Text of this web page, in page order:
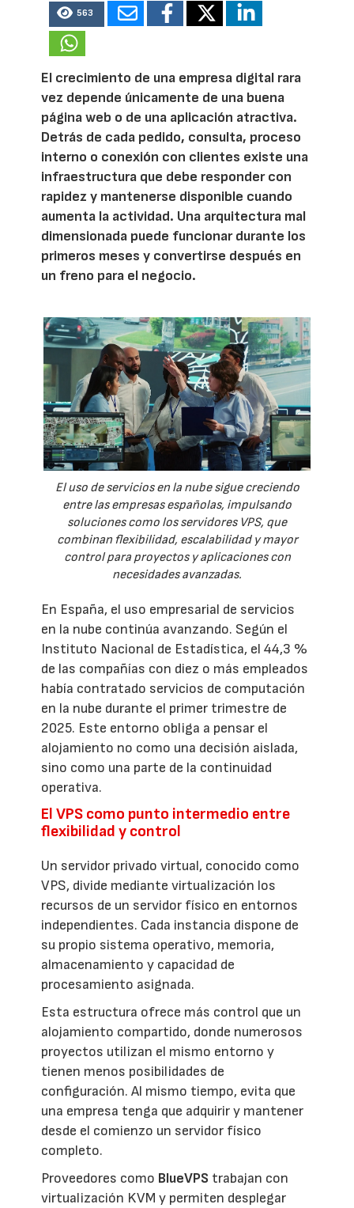
563
El crecimiento de una empresa digital rara
vez depende únicamente de una buena
página web o de una aplicación atractiva.
Detrás de cada pedido, consulta, proceso
interno o conexión con clientes existe una
infraestructura que debe responder con
rapidez y mantenerse disponible cuando
aumenta la actividad. Una arquitectura mal
dimensionada puede funcionar durante los
primeros meses y convertirse después en
un freno para el negocio.
El uso de servicios en la nube sigue creciendo
entre las empresas españolas, impulsando
soluciones como los servidores VPS, que
combinan flexibilidad, escalabilidad y mayor
control para proyectos y aplicaciones con
necesidades avanzadas.
En España, el uso empresarial de servicios
en la nube continúa avanzando. Según el
Instituto Nacional de Estadística, el 44,3 %
de las compañías con diez o más empleados
había contratado servicios de computación
en la nube durante el primer trimestre de
2025. Este entorno obliga a pensar el
alojamiento no como una decisión aislada,
sino como una parte de la continuidad
operativa.
El VPS como punto intermedio entre
flexibilidad y control
Un servidor privado virtual, conocido como
VPS, divide mediante virtualización los
recursos de un servidor físico en entornos
independientes. Cada instancia dispone de
su propio sistema operativo, memoria,
almacenamiento y capacidad de
procesamiento asignada.
Esta estructura ofrece más control que un
alojamiento compartido, donde numerosos
proyectos utilizan el mismo entorno y
tienen menos posibilidades de
configuración. Al mismo tiempo, evita que
una empresa tenga que adquirir y mantener
desde el comienzo un servidor físico
completo.
Proveedores como BlueVPS trabajan con
virtualización KVM y permiten desplegar